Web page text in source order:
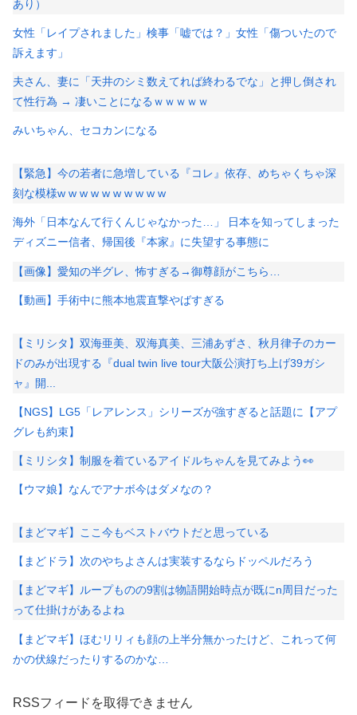
あり）
女性「レイプされました」検事「嘘では？」女性「傷ついたので
訴えます」
夫さん、妻に「天井のシミ数えてれば終わるでな」と押し倒され
て性行為 → 凄いことになるｗｗｗｗｗ
みいちゃん、セコカンになる
【緊急】今の若者に急増している『コレ』依存、めちゃくちゃ深
刻な模様w w w w w w w w w w
海外「日本なんて行くんじゃなかった…」 日本を知ってしまった
ディズニー信者、帰国後『本家』に失望する事態に
【画像】愛知の半グレ、怖すぎる→御尊顔がこちら…
【動画】手術中に熊本地震直撃やばすぎる
【ミリシタ】双海亜美、双海真美、三浦あずさ、秋月律子のカー
ドのみが出現する『dual twin live tour大阪公演打ち上げ39ガシ
ャ』開...
【NGS】LG5「レアレンス」シリーズが強すぎると話題に【アプ
グレも約束】
【ミリシタ】制服を着ているアイドルちゃんを見てみよう👀
【ウマ娘】なんでアナボ今はダメなの？
【まどマギ】ここ今もベストバウトだと思っている
【まどドラ】次のやちよさんは実装するならドッペルだろう
【まどマギ】ループものの9割は物語開始時点が既にn周目だった
って仕掛けがあるよね
【まどマギ】ほむリリィも顔の上半分無かったけど、これって何
かの伏線だったりするのかな…
RSSフィードを取得できません